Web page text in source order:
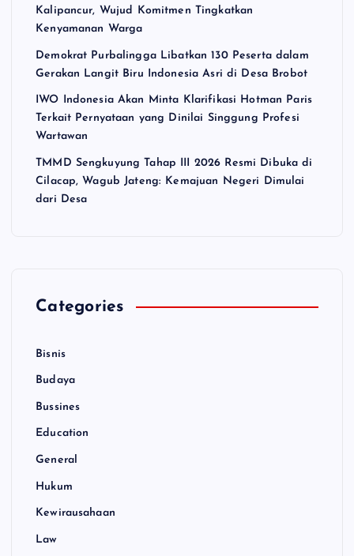
Kalipancur, Wujud Komitmen Tingkatkan
Kenyamanan Warga
Demokrat Purbalingga Libatkan 130 Peserta dalam
Gerakan Langit Biru Indonesia Asri di Desa Brobot
IWO Indonesia Akan Minta Klarifikasi Hotman Paris
Terkait Pernyataan yang Dinilai Singgung Profesi
Wartawan
TMMD Sengkuyung Tahap III 2026 Resmi Dibuka di
Cilacap, Wagub Jateng: Kemajuan Negeri Dimulai
dari Desa
Categories
Bisnis
Budaya
Bussines
Education
General
Hukum
Kewirausahaan
Law